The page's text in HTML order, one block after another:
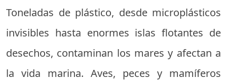
Toneladas de plástico, desde microplásticos
invisibles hasta enormes islas flotantes de
desechos, contaminan los mares y afectan a
la vida marina. Aves, peces y mamíferos